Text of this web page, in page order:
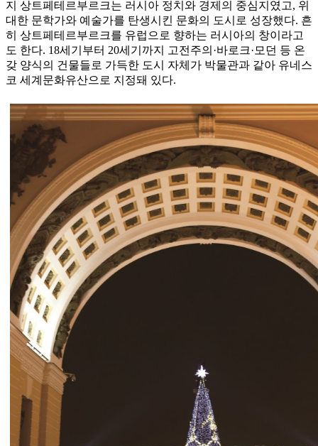
지 상트페테르부르크는 러시아 정치와 경제의 중심지였고, 위
대한 문학가와 예술가를 탄생시킨 문화의 도시로 성장했다. 흔
히 상트페테르부르크를 유럽으로 향하는 러시아의 창이라고
도 한다. 18세기부터 20세기까지 고전주의·바로크·모던 등 온
갖 양식의 건물들로 가득한 도시 자체가 박물관과 같아 유네스
코 세계문화유산으로 지정돼 있다.